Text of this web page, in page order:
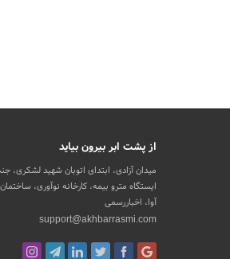
از پشت ابر بیرون بیاید
میدان آزادی، ابتدای اتوبان شهید لشکری،
ایستگاه مترو بیمه، کارخانه نوآوری،
آوا، اخباررسمی
support@akhbarrasmi.com